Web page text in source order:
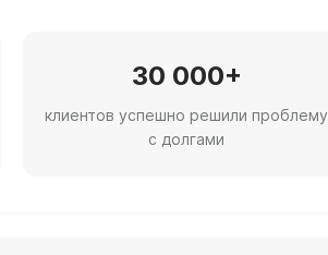
30 000+
клиентов успешно решили проблему
с долгами